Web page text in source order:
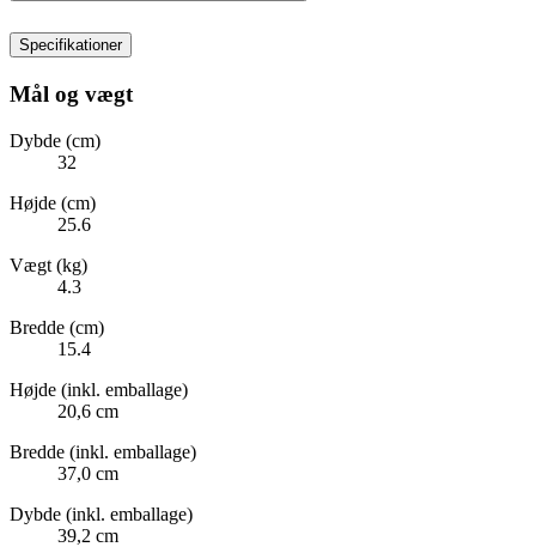
Specifikationer
Mål og vægt
Dybde (cm)
32
Højde (cm)
25.6
Vægt (kg)
4.3
Bredde (cm)
15.4
Højde (inkl. emballage)
20,6 cm
Bredde (inkl. emballage)
37,0 cm
Dybde (inkl. emballage)
39,2 cm